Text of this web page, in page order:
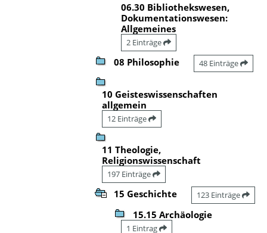
06.30 Bibliothekswesen,
Dokumentationswesen:
Allgemeines
2 Einträge
08 Philosophie 48 Einträge
10 Geisteswissenschaften
allgemein
12 Einträge
11 Theologie,
Religionswissenschaft
197 Einträge
15 Geschichte 123 Einträge
15.15 Archäologie
1 Eintrag